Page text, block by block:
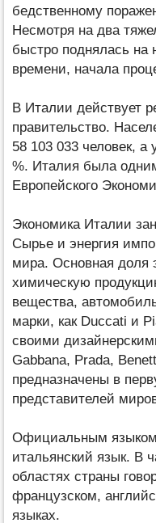
бедственному
Несмотря на два
быстро поднялась на
времени, начала
В Италии действует
правительство.
58 103 033 человек, а
%. Италия была
Европейского
Экономика Италии
Сырье и энергия
мира. Основная доля
химическую
вещества,
марки, как Duccati и
своими
Gabbana, Prada,
предназначены в
представителей
Официальным
итальянский язык. В
областях страны
французском,
языках.